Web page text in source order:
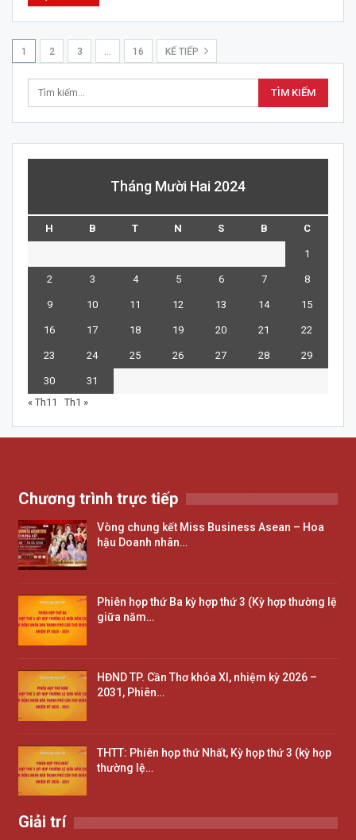
1 2 3 … 16 KẾ TIẾP
Tháng Mười Hai 2024
H B T N S B C
1
2 3 4 5 6 7 8
9 10 11 12 13 14 15
16 17 18 19 20 21 22
23 24 25 26 27 28 29
30
31
« Th11
Th1 »
Chương trình trực tiếp
Vòng chung kết Miss Business Asean – Hoa
hậu Doanh nhân…
Phiên họp thứ Ba kỳ hợp thứ 3 (Kỳ hợp thường lệ
giữa năm…
HĐND TP. Cần Thơ khóa XI, nhiệm kỳ 2026 –
2031, Phiên…
THTT: Phiên họp thứ Nhất, Kỳ họp thứ 3 (kỳ họp
thường lệ…
Giải trí